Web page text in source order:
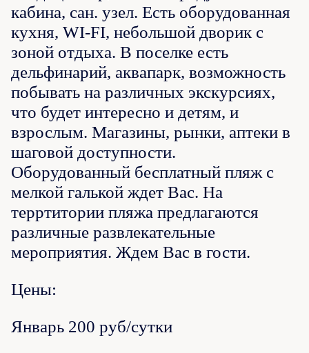
кабина, сан. узел. Есть оборудованная
кухня, WI-FI, небольшой дворик с
зоной отдыха. В поселке есть
дельфинарий, аквапарк, возможность
побывать на различных экскурсиях,
что будет интересно и детям, и
взрослым. Магазины, рынки, аптеки в
шаговой доступности.
Оборудованный бесплатный пляж с
мелкой галькой ждет Вас. На
терртитории пляжа предлагаются
различные развлекательные
мероприятия. Ждем Вас в гости.
Цены:
Январь 200 руб/сутки